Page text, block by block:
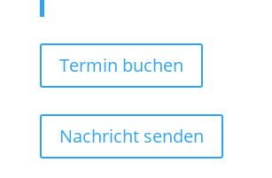
Termin buchen
Nachricht senden